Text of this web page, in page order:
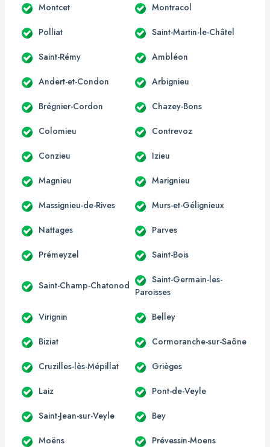
Montcet Montracol
Polliat Saint-Martin-le-Châtel
Saint-Rémy Ambléon
Andert-et-Condon Arbignieu
Brégnier-Cordon Chazey-Bons
Colomieu Contrevoz
Conzieu Izieu
Magnieu Marignieu
Massignieu-de-Rives Murs-et-Gélignieux
Nattages Parves
Prémeyzel Saint-Bois
Saint-Champ-Chatonod
Saint-Germain-les-
Paroisses
Virignin Belley
Biziat Cormoranche-sur-Saône
Cruzilles-lès-Mépillat Grièges
Laiz Pont-de-Veyle
Saint-Jean-sur-Veyle Bey
Moëns Prévessin-Moens